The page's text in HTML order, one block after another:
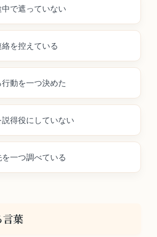
で遮っていない
を控えている
動を一つ決めた
得役にしていない
一つ調べている
言葉